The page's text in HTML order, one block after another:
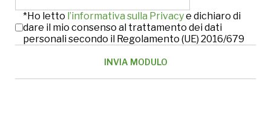
*Ho letto l’informativa sulla Privacye dichiaro di
dare il mio consenso al trattamento dei dati
personali secondo il Regolamento (UE) 2016/679